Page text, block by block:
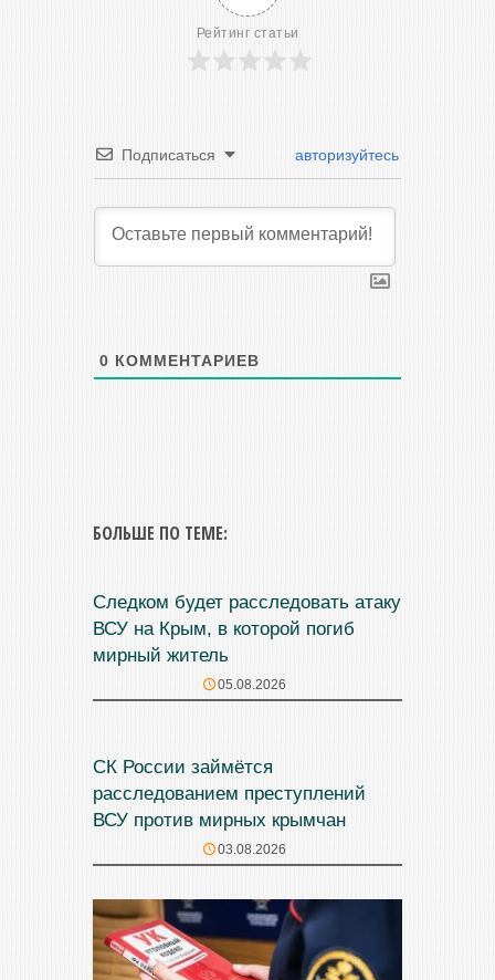
Рейтинг статьи
Подписаться авторизуйтесь
0 КОММЕНТАРИЕВ
БОЛЬШЕ ПО ТЕМЕ:
Следком будет расследовать атаку
ВСУ на Крым, в которой погиб
мирный житель
05.08.2026
СК России займётся
расследованием преступлений
ВСУ против мирных крымчан
03.08.2026